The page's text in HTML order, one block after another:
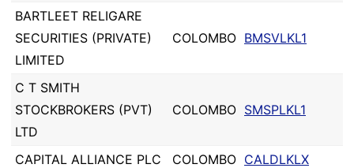
BARTLEET RELIGARE
SECURITIES (PRIVATE)
LIMITED
COLOMBO BMSVLKL1
C T SMITH
STOCKBROKERS (PVT)
LTD
COLOMBO SMSPLKL1
CAPITAL ALLIANCE PLC COLOMBO CALDLKLX